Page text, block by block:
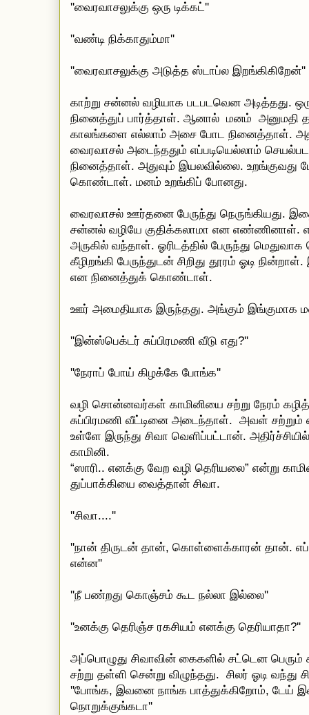
''வைரவாசலுக்கு ஒரு டிக்கட்''
''வண்டி நிக்காதும்மா''
''வைரவாசலுக்கு அடுத்த ஸ்டாப்ல இறங்கிகிறேன்''
காற்று சன்னல் வழியாக படபடவென அடித்தது.
நினைத்துப் பார்த்தாள். ஆனால் மனம் அனுமதி
காலங்களை எல்லாம் அசை போட நினைத்தாள்.
வைரவாசல் அடைந்ததும் எப்படியெல்லாம்
நினைத்தாள். அதுவும் இயலவில்லை.
கொண்டாள். மனம் உறங்கிப் போனது.
வைரவாசல் ஊர்தனை பேருந்து நெருங்கியது.
சன்னல் வழியே குதிக்கலாமா என எண்ணினாள்.
அருகில் வந்தாள். ஓரிடத்தில் பேருந்து மெதுவாக
கீழிறங்கி பேருந்துடன் சிறிது தூரம் ஓடி
என நினைத்துக் கொண்டாள்.
ஊர் அமைதியாக இருந்தது. அங்கும் இங்குமாக
''இன்ஸ்பெக்டர் சுப்பிரமணி வீடு எது?''
''நேராப் போய் கிழக்கே போங்க''
வழி சொன்னவர்கள் காமினியை சற்று நேரம்
சுப்பிரமணி வீட்டினை அடைந்தாள். அவள் சற்றும்
உள்ளே இருந்து சிவா வெளிப்பட்டான்.
காமினி.
“ஸாரி.. எனக்கு வேற வழி தெரியலை” என்று
துப்பாக்கியை வைத்தான் சிவா.
''சிவா....''
''நான் திருடன் தான், கொள்ளைக்காரன் தான்.
என்ன''
''நீ பண்றது கொஞ்சம் கூட நல்லா இல்லை''
''உனக்கு தெரிஞ்ச ரகசியம் எனக்கு தெரியாதா?''
அப்பொழுது சிவாவின் கைகளில் சட்டென பெரும்
சற்று தள்ளி சென்று விழுந்தது. சிலர் ஓடி
''போங்க, இவனை நாங்க பாத்துக்கிறோம், டேய்
நொறுக்குங்கடா''